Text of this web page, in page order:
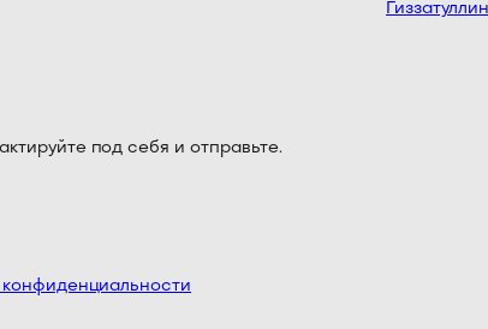
под себя и отправьте.
конфиденциальности